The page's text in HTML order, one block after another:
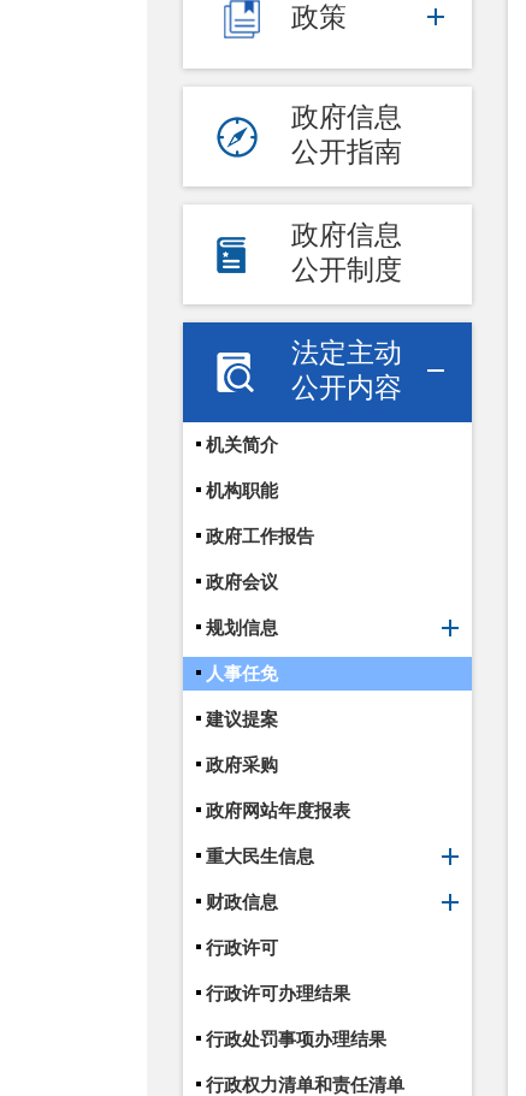
政策
政府信息
公开指南
政府信息
公开制度
法定主动
公开内容
机关简介
机构职能
政府工作报告
政府会议
规划信息
人事任免
建议提案
政府采购
政府网站年度报表
重大民生信息
财政信息
行政许可
行政许可办理结果
行政处罚事项办理结果
行政权力清单和责任清单